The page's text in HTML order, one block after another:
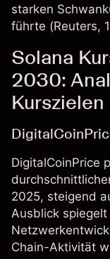
starken
führte (Reuters,
Solana
2030:
Kurszielen
DigitalCoinPrice
2025, steigend
Ausblick
Chain-Aktivität